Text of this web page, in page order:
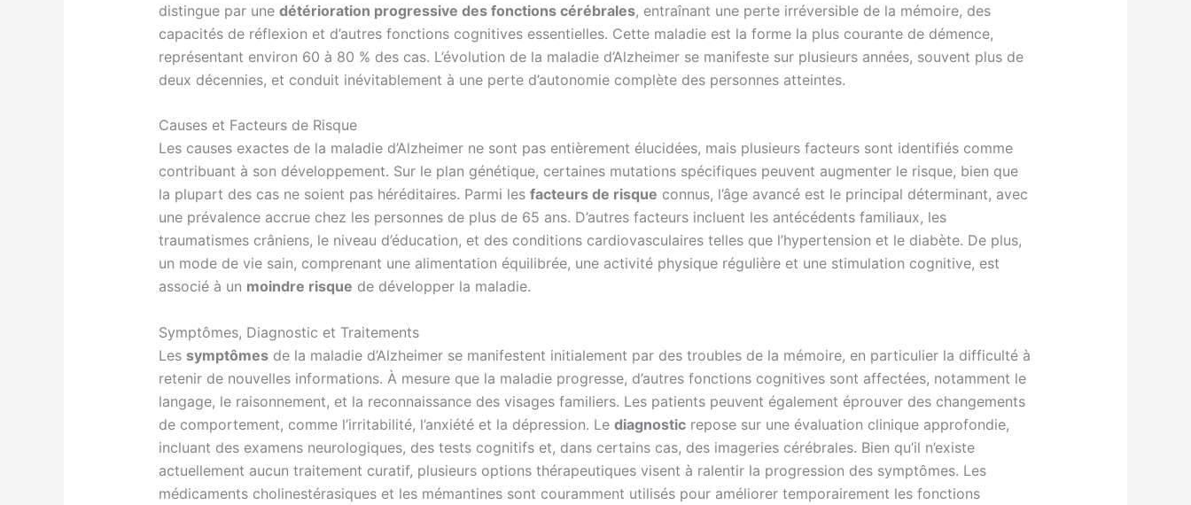
distingue par une détérioration progressive des fonctions cérébrales, entraînant une perte irréversible de la mémoire, des
capacités de réflexion et d’autres fonctions cognitives essentielles. Cette maladie est la forme la plus courante de démence,
représentant environ 60 à 80 % des cas. L’évolution de la maladie d’Alzheimer se manifeste sur plusieurs années, souvent plus de
deux décennies, et conduit inévitablement à une perte d’autonomie complète des personnes atteintes.
Causes et Facteurs de Risque
Les causes exactes de la maladie d’Alzheimer ne sont pas entièrement élucidées, mais plusieurs facteurs sont identifiés comme
contribuant à son développement. Sur le plan génétique, certaines mutations spécifiques peuvent augmenter le risque, bien que
la plupart des cas ne soient pas héréditaires. Parmi les facteurs de risque connus, l’âge avancé est le principal déterminant, avec
une prévalence accrue chez les personnes de plus de 65 ans. D’autres facteurs incluent les antécédents familiaux, les
traumatismes crâniens, le niveau d’éducation, et des conditions cardiovasculaires telles que l’hypertension et le diabète. De plus,
un mode de vie sain, comprenant une alimentation équilibrée, une activité physique régulière et une stimulation cognitive, est
associé à un moindre risque de développer la maladie.
Symptômes, Diagnostic et Traitements
Les symptômesde la maladie d’Alzheimer se manifestent initialement par des troubles de la mémoire, en particulier la difficulté à
retenir de nouvelles informations. À mesure que la maladie progresse, d’autres fonctions cognitives sont affectées, notamment le
langage, le raisonnement, et la reconnaissance des visages familiers. Les patients peuvent également éprouver des changements
de comportement, comme l’irritabilité, l’anxiété et la dépression. Le diagnosticrepose sur une évaluation clinique approfondie,
incluant des examens neurologiques, des tests cognitifs et, dans certains cas, des imageries cérébrales. Bien qu’il n’existe
actuellement aucun traitement curatif, plusieurs options thérapeutiques visent à ralentir la progression des symptômes. Les
médicaments cholinestérasiques et les mémantines sont couramment utilisés pour améliorer temporairement les fonctions